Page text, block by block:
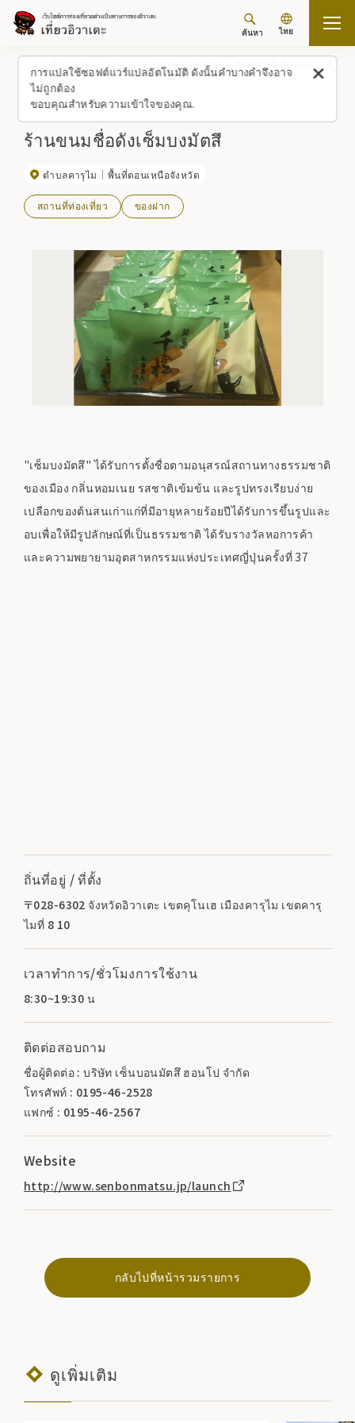
การแปลใช้ซอฟต์แวร์แปลอัตโนมัติ ดังนั้นคำบางคำจึงอาจ
ไม่ถูกต้อง
ขอบคุณสำหรับความเข้าใจของคุณ.
ค้นหา ไทย
กลับขึ้นด้านบน สถานที่/ประสบการณ์ (รายการ)
ร้านขนมชื่อดังเซ็มบงมัตสึ
ตำบลคารุไม พื้นที่ตอนเหนือจังหวัด
สถานที่ท่องเที่ยว ของฝาก
"เซ็มบงมัตสึ" ได้รับการตั้งชื่อตามอนุสรณ์สถานทางธรรมชาติ
ของเมือง กลิ่นหอมเนย รสชาติเข้มข้น และรูปทรงเรียบง่าย
เปลือกของต้นสนเก่าแก่ที่มีอายุหลายร้อยปีได้รับการขึ้นรูปและ
อบเพื่อให้มีรูปลักษณ์ที่เป็นธรรมชาติ ได้รับรางวัลหอการค้า
และความพยายามอุตสาหกรรมแห่งประเทศญี่ปุ่นครั้งที่ 37
ถิ่นที่อยู่ / ที่ตั้ง
〒028-6302 จังหวัดอิวาเตะ เขตคุโนเฮ เมืองคารุไม เขตคารุ
ไมที่ 8 10
เวลาทำการ/ชั่วโมงการใช้งาน
8:30~19:30 น
ติดต่อสอบถาม
ชื่อผู้ติดต่อ : บริษัท เซ็นบอนมัตสึ ฮอนโป จำกัด
โทรศัพท์ : 0195-46-2528
แฟกซ์ : 0195-46-2567
Website
http://www.senbonmatsu.jp/launch
กลับไปที่หน้ารวมรายการ
ดูเพิ่มเติม